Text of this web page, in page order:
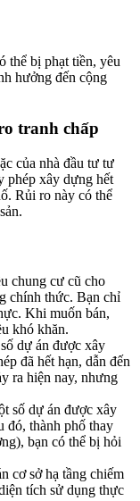
thể bị phạt tiền, yêu
hưởng đến cộng
tranh chấp
của nhà đầu tư tư
phép xây dựng hết
Rủi ro này có thể
chung cư cũ cho
chính thức. Bạn chỉ
Khi muốn bán,
khó khăn.
dự án được xây
đã hết hạn, dẫn đến
ra hiện nay, nhưng
số dự án được xây
đó, thành phố thay
bạn có thể bị hỏi
cơ sở hạ tầng chiếm
tích sử dụng thực